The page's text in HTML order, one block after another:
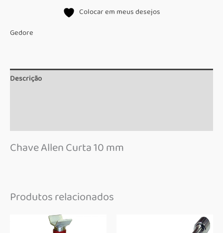
Colocar em meus desejos
Gedore
Descrição
Chave Allen Curta 10 mm
Produtos relacionados